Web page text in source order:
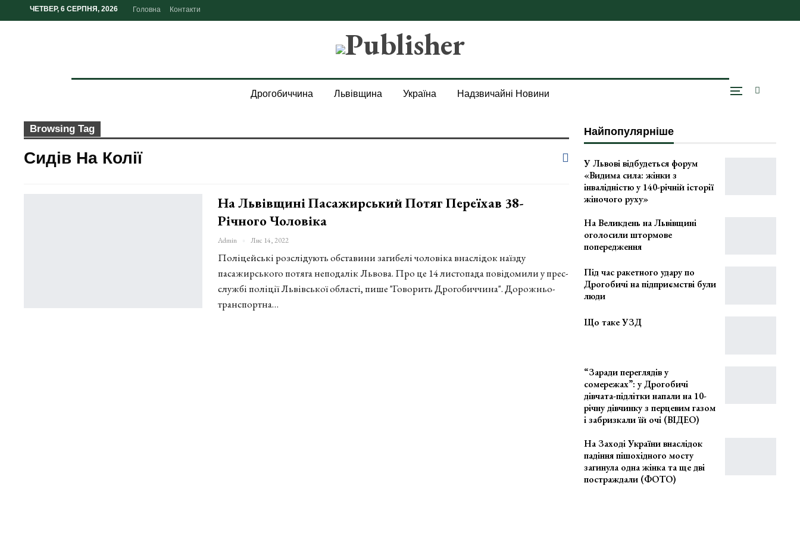
ЧЕТВЕР, 6 СЕРПНЯ, 2026 Головна Контакти
Дрогобиччина Львівщина Україна Надзвичайні Новини
Browsing Tag
Сидів На Колії
На Львівщині Пасажирський Потяг Переїхав 38-
Річного Чоловіка
Admin Лис 14, 2022
Поліцейські розслідують обставини загибелі чоловіка внаслідок наїзду
пасажирського потяга неподалік Львова. Про це 14 листопада повідомили у прес-
службі поліції Львівської області, пише "Говорить Дрогобиччина". Дорожньо-
транспортна…
Найпопулярніше
У Львові відбудеться форум
«Видима сила: жінки з
інвалідністю у 140-річній історії
жіночого руху»
На Великдень на Львівщині
оголосили штормове
попередження
Під час ракетного удару по
Дрогобичі на підприємстві були
люди
Що таке УЗД
“Заради переглядів у
сомережах”: у Дрогобичі
дівчата-підлітки напали на 10-
річну дівчинку з перцевим газом
і забризкали їй очі (ВІДЕО)
На Заході України внаслідок
падіння пішохідного мосту
загинула одна жінка та ще дві
постраждали (ФОТО)